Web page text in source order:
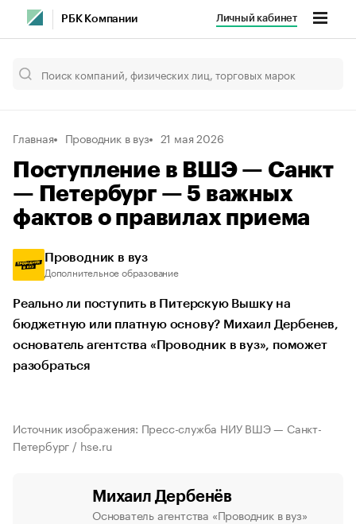
РБК Компании Личный кабинет
Главная Проводник в вуз 21 мая 2026
Поступление в ВШЭ — Санкт
— Петербург — 5 важных
фактов о правилах приема
Проводник в вуз
Дополнительное образование
Реально ли поступить в Питерскую Вышку на
бюджетную или платную основу? Михаил Дербенев,
основатель агентства «Проводник в вуз», поможет
разобраться
Источник изображения: Пресс-служба НИУ ВШЭ — Санкт-
Петербург / hse.ru
Михаил Дербенёв
Основатель агентства «Проводник в вуз»